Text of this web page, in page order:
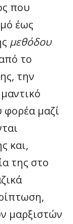
που
έως
μεθόδου
το
την
φορέα μαζί
και,
της στο
μαρξιστών